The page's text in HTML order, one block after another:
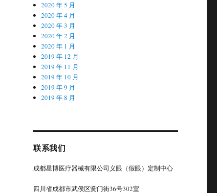
2020 年 5 月
2020 年 4 月
2020 年 3 月
2020 年 2 月
2020 年 1 月
2019 年 12 月
2019 年 11 月
2019 年 10 月
2019 年 9 月
2019 年 8 月
联系我们
成都星博医疗器械有限公司义眼（假眼）定制中心
四川省成都市武侯区黉门街36号302室